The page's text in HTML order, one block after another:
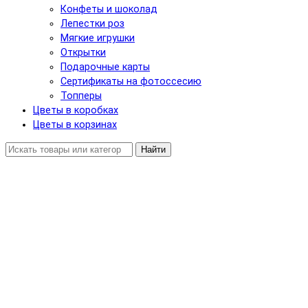
Конфеты и шоколад
Лепестки роз
Мягкие игрушки
Открытки
Подарочные карты
Сертификаты на фотоссесию
Топперы
Цветы в коробках
Цветы в корзинах
Найти